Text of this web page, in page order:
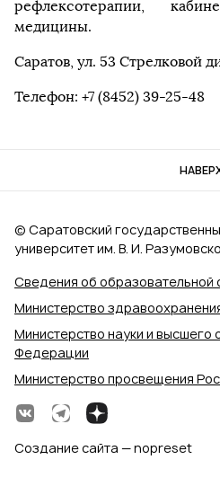
рефлексотерапии,
медицины.
Саратов, ул. 53 Стрелковой
Телефон: +7 (8452) 39-25-48
Сведения об образовательной
Министерство
Министерство науки и высшего
Федерации
Министерство просвещения
© Саратовский
университет им. В. И.
Создание сайта — nopreset